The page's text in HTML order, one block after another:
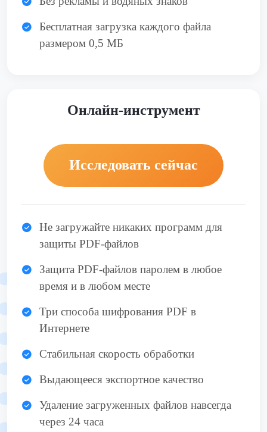
Бесплатная загрузка каждого файла
размером 0,5 МБ
Онлайн-инструмент
Исследовать сейчас
Не загружайте никаких программ для
защиты PDF-файлов
Защита PDF-файлов паролем в любое
время и в любом месте
Три способа шифрования PDF в
Интернете
Стабильная скорость обработки
Выдающееся экспортное качество
Удаление загруженных файлов навсегда
через 24 часа